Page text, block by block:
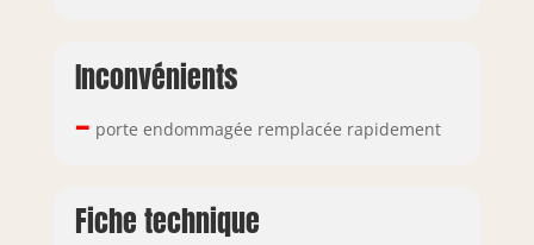
Inconvénients
– porte endommagée remplacée rapidement
Fiche technique